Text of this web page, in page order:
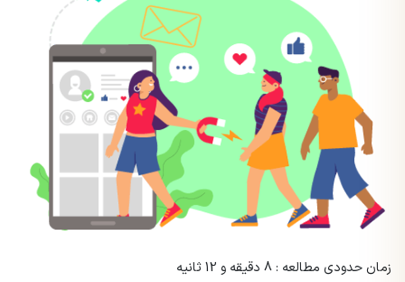
زمان حدودی مطالعه : 8 دقیقه و 12 ثانیه